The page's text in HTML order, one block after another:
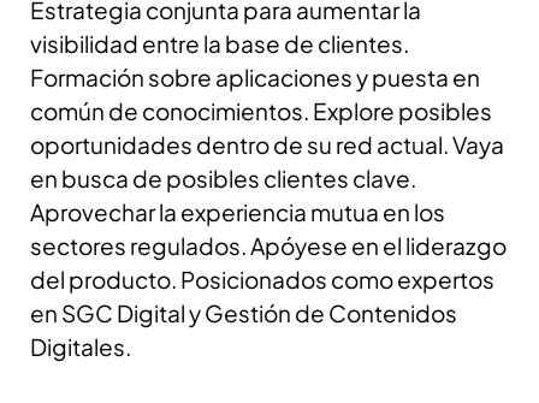
Estrategia conjunta para aumentar la
visibilidad entre la base de clientes.
Formación sobre aplicaciones y puesta en
común de conocimientos. Explore posibles
oportunidades dentro de su red actual.Vaya
en busca de posibles clientes clave.
Aprovechar la experiencia mutua en los
sectores regulados. Apóyese en el liderazgo
del producto. Posicionados como expertos
en SGC Digital y Gestión de Contenidos
Digitales.